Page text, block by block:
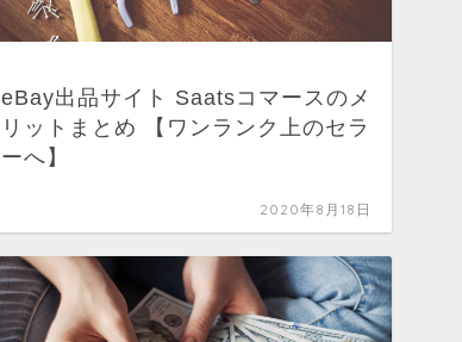
eBay出品サイト Saatsコマースのメ
リットまとめ 【ワンランク上のセラ
ーへ】
2020年8月18日